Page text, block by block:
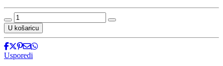
Shore
A
Durometar
-
digitalni
-
U košaricu
Usporedi